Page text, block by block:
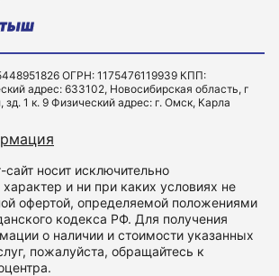
ОГРН: 1175476119939 КПП:
адрес: 633102, Новосибирская область, г
1 к. 9 Физический адрес: г. Омск, Карла
носит исключительно
и ни при каких условиях не
офертой, определяемой положениями
кодекса РФ. Для получения
о наличии и стоимости указанных
пожалуйста, обращайтесь к